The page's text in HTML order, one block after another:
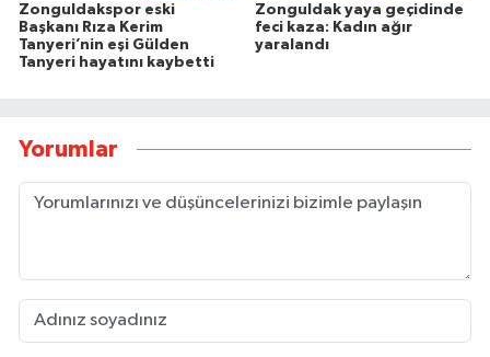
Zonguldakspor eski
Başkanı Rıza Kerim
Tanyeri’nin eşi Gülden
Tanyeri hayatını kaybetti
Zonguldak yaya geçidinde
feci kaza: Kadın ağır
yaralandı
Yorumlar